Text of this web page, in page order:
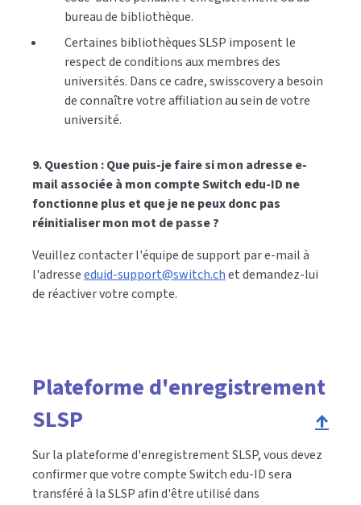
bureau de bibliothèque.
Certaines bibliothèques SLSP imposent le
respect de conditions aux membres des
universités. Dans ce cadre, swisscovery a besoin
de connaître votre affiliation au sein de votre
université.
9. Question : Que puis-je faire si mon adresse e-
mail associée à mon compte Switch edu-ID ne
fonctionne plus et que je ne peux donc pas
réinitialiser mon mot de passe ?
Veuillez contacter l'équipe de support par e-mail à
l'adresseeduid-support@switch.chet demandez-lui
de réactiver votre compte.
Plateforme d'enregistrement
SLSP
↑
Sur la plateforme d'enregistrement SLSP, vous devez
confirmer que votre compte Switch edu-ID sera
transféré à la SLSP afin d'être utilisé dans